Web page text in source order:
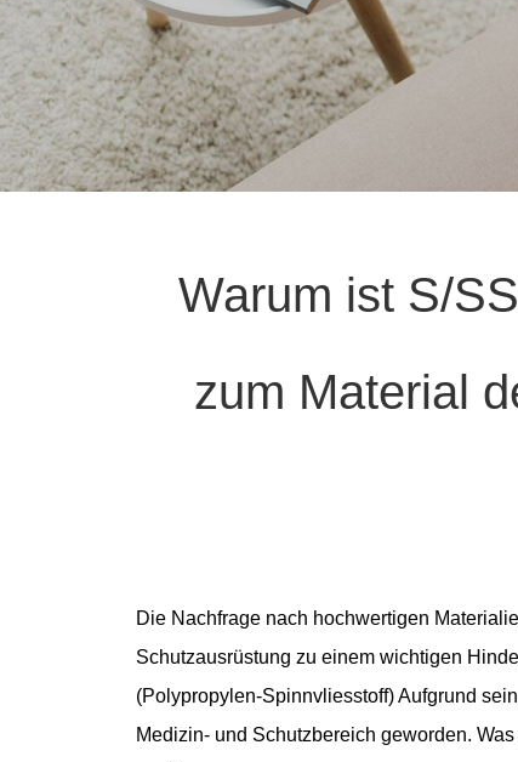
Warum ist S/
zum Material
Die Nachfrage nach hochwertigen
Schutzausrüstung zu einem wichtigen
(Polypropylen-Spinnvliesstoff)Aufgrund
Medizin- und Schutzbereich geworden.